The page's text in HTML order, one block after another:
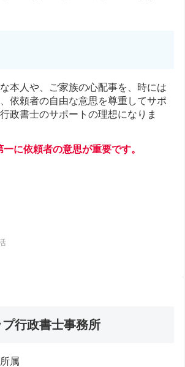
本人や、ご家族の心配事を、時には
依頼者の自由な意思を尊重してサポ
政書士のサポートの理想になりま
に依頼者の意思が重要です。
行政書士事務所
属